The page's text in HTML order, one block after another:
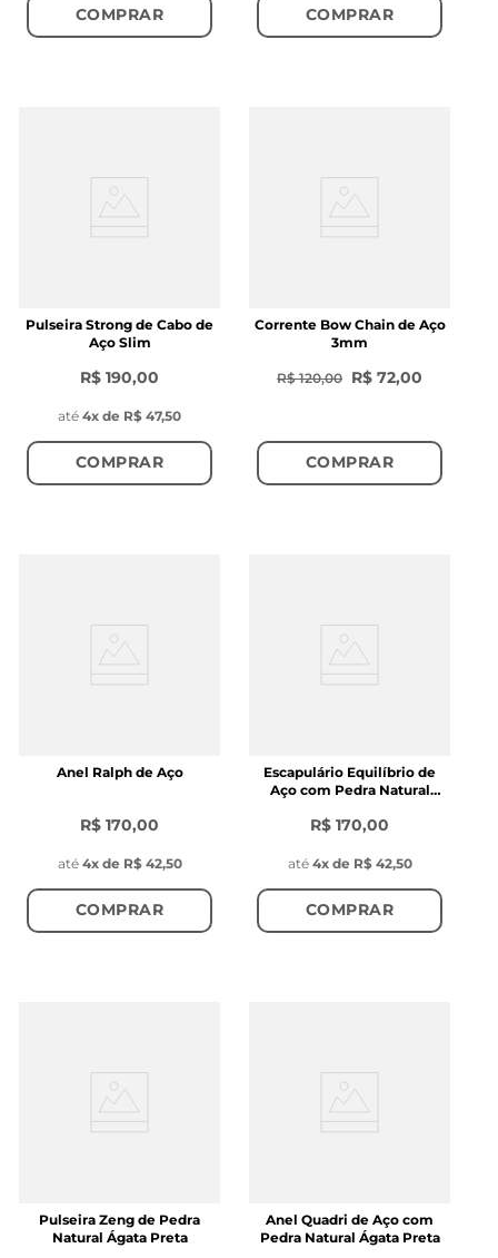
COMPRAR COMPRAR
Pulseira Strong de Cabo de
Aço Slim
R$ 190,00
até 4x de R$ 47,50
COMPRAR
Corrente Bow Chain de Aço
3mm
R$ 120,00 R$ 72,00
COMPRAR
Anel Ralph de Aço
R$ 170,00
até 4x de R$ 42,50
COMPRAR
Escapulário Equilíbrio de
Aço com Pedra Natural
R$ 170,00
até 4x de R$ 42,50
COMPRAR
Pulseira Zeng de Pedra
Natural Ágata Preta
Anel Quadri de Aço com
Pedra Natural Ágata Preta